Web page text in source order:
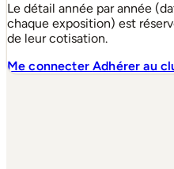
Le détail année par année
chaque exposition) est
de leur cotisation.
Me connecterAdhérer au